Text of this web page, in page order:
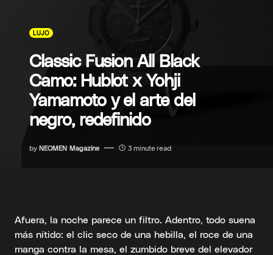
LUJO
Classic Fusion All Black
Camo: Hublot x Yohji
Yamamoto y el arte del
negro, redefinido
by NEOMEN Magazine 3 minute read
Afuera, la noche parece un filtro. Adentro, todo suena
más nítido: el clic seco de una hebilla, el roce de una
manga contra la mesa, el zumbido breve del elevador